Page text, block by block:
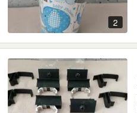
2